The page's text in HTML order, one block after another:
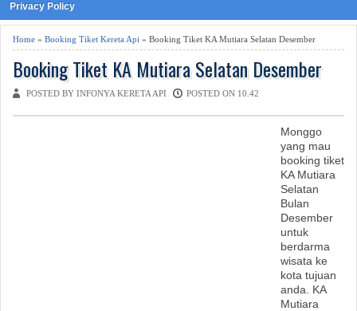
Privacy Policy
Home » Booking Tiket Kereta Api » Booking Tiket KA Mutiara Selatan Desember
Booking Tiket KA Mutiara Selatan Desember
POSTED BY INFONYA KERETA API POSTED ON 10.42
Monggo
yang mau
booking tiket
KA Mutiara
Selatan
Bulan
Desember
untuk
berdarma
wisata ke
kota tujuan
anda. KA
Mutiara